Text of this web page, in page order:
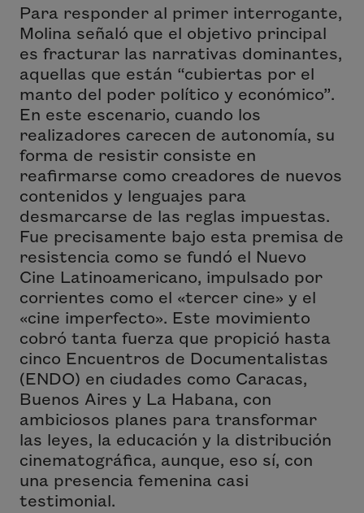
Para responder al primer interrogante,
Molina señaló que el objetivo principal
es fracturar las narrativas dominantes,
aquellas que están “cubiertas por el
manto del poder político y económico”.
En este escenario, cuando los
realizadores carecen de autonomía, su
forma de resistir consiste en
reafirmarse como creadores de nuevos
contenidos y lenguajes para
desmarcarse de las reglas impuestas.
Fue precisamente bajo esta premisa de
resistencia como se fundó el Nuevo
Cine Latinoamericano, impulsado por
corrientes como el «tercer cine» y el
«cine imperfecto». Este movimiento
cobró tanta fuerza que propició hasta
cinco Encuentros de Documentalistas
(ENDO) en ciudades como Caracas,
Buenos Aires y La Habana, con
ambiciosos planes para transformar
las leyes, la educación y la distribución
cinematográfica, aunque, eso sí, con
una presencia femenina casi
testimonial.